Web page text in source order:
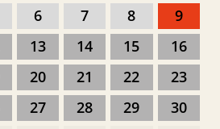
6 7 8
9
13 14 15
16
20 21 22
23
27 28 29
30